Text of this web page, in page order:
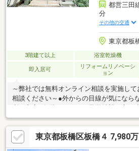
都営三田
分
その他の交通
東京都板
3階建て以上 浴室乾燥機
即入居可
リフォームリノベーシ
ョン
～弊社では無料オンライン相談を実施し
相談ください～●外からの目線が気になら
ら。資料請求はオレンジ色『資料請求』
い合わせは03-6905-9710まで。（スマー
の電話ボタンをクリック）■オンライン相
より受付）ランチや仕事後の15分で完結
東京都板橋区板橋４ 7,980